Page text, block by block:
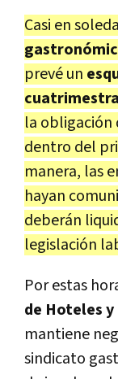
Casi en
prevé un
la obligación
dentro del
manera, las
hayan
deberán
legislación
Por estas
de Hoteles
mantiene
sindicato